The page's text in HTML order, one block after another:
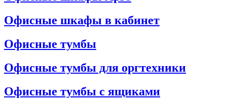
Офисные шкафы в кабинет
Офисные тумбы
Офисные тумбы для оргтехники
Офисные тумбы с ящиками